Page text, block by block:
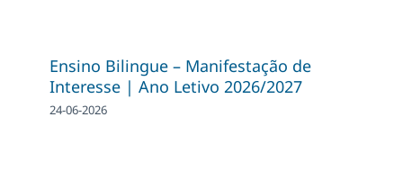
Ensino Bilingue – Manifestação de
Interesse | Ano Letivo 2026/2027
24-06-2026